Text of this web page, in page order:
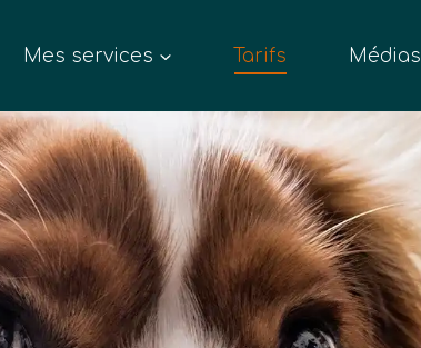
Mes services Tarifs Médias